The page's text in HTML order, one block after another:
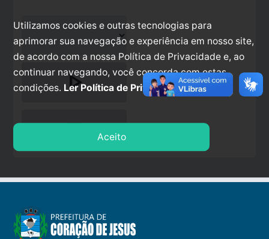
play_arrow
stop
Utilizamos cookies e outras tecnologias para
aprimorar sua navegação e experiência em nosso site,
de acordo com a nossa Política de Privacidade e, ao
continuar navegando, você concorda com estas
condições. Ler Política de Privacidade.
Aceito